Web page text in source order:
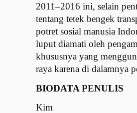
2011–2016 ini, selain
tentang tetek bengek
potret sosial manusia
luput diamati oleh
khususnya yang
raya karena di dalamnya
BIODATA PENULIS
Kim